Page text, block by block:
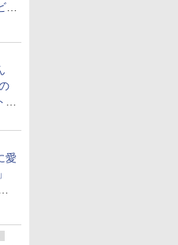
愛
×